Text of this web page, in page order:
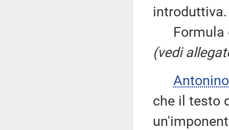
introduttiva.
Formula
(vedi
che il testo